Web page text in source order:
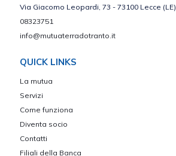
Via Giacomo Leopardi, 73 - 73100 Lecce (LE)
08323751
info@mutuaterradotranto.it
QUICK LINKS
La mutua
Servizi
Come funziona
Diventa socio
Contatti
Filiali della Banca